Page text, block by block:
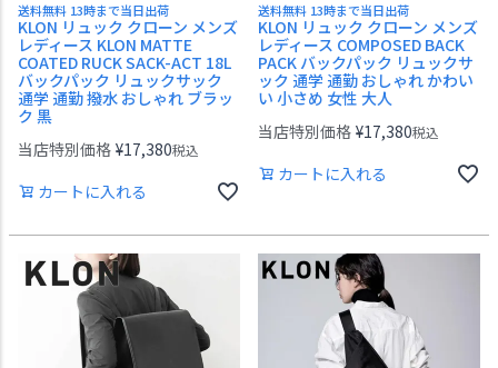
送料無料 13時まで当日出荷
KLON リュック クローン メンズ
レディース KLON MATTE
COATED RUCK SACK-ACT 18L
バックパック リュックサック
通学 通勤 撥水 おしゃれ ブラッ
ク 黒
当店特別価格 ¥17,380税込
カートに入れる
送料無料 13時まで当日出荷
KLON リュック クローン メンズ
レディース COMPOSED BACK
PACK バックパック リュックサ
ック 通学 通勤 おしゃれ かわい
い 小さめ 女性 大人
当店特別価格 ¥17,380税込
カートに入れる